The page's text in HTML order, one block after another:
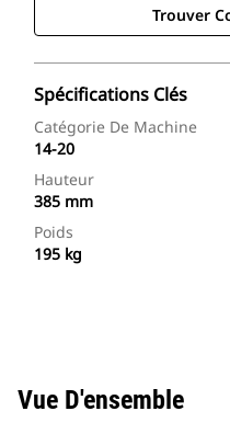
Trouver
Spécifications Clés
Catégorie De Machine
14-20
Hauteur
385 mm
Poids
195 kg
Vue D'ensemble